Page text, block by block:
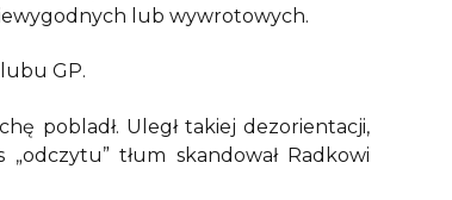
lub wywrotowych.
GP.
pobladł. Uległ takiej dezorientacji,
tłum skandował Radkowi